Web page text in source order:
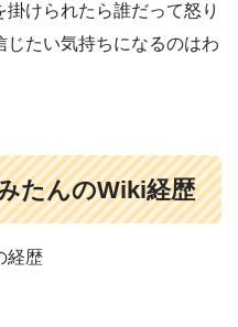
けられたら誰だって怒り
じたい気持ちになるのはわ
たんのWiki経歴